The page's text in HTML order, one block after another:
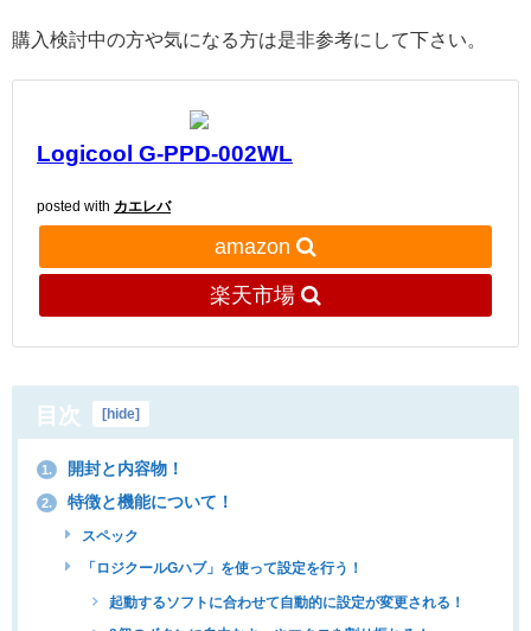
購入検討中の方や気になる方は是非参考にして下さい。
Logicool G-PPD-002WL
posted with カエレバ
amazon
楽天市場
目次 [hide]
1. 開封と内容物！
2. 特徴と機能について！
スペック
「ロジクールGハブ」を使って設定を行う！
起動するソフトに合わせて自動的に設定が変更される！